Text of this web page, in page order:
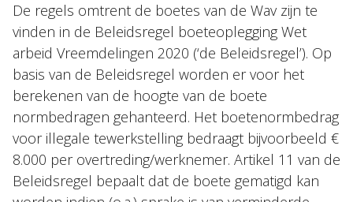
De regels omtrent de boetes van de Wav zijn te
vinden in de Beleidsregel boeteoplegging Wet
arbeid Vreemdelingen 2020 (‘de Beleidsregel’). Op
basis van de Beleidsregel worden er voor het
berekenen van de hoogte van de boete
normbedragen gehanteerd. Het boetenormbedrag
voor illegale tewerkstelling bedraagt bijvoorbeeld €
8.000 per overtreding/werknemer. Artikel 11 van de
Beleidsregel bepaalt dat de boete gematigd kan